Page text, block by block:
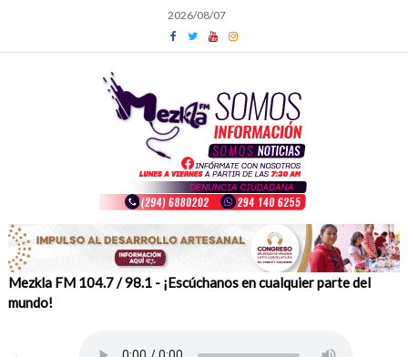
content
2026/08/07
Mezkla FM 104.7 / 98.1 - ¡Escúchanos en cualquier parte del
mundo!